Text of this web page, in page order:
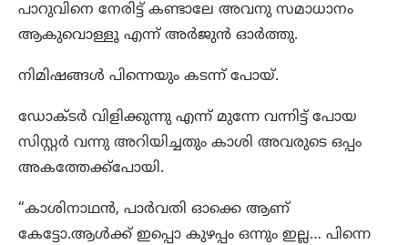
പാറുവിനെ നേരിട്ട് കണ്ടാലേ അവനു സമാധാനം
ആകുവൊള്ളൂ എന്ന് അർജുൻ ഓർത്തു.
നിമിഷങ്ങൾ പിന്നെയും കടന്ന് പോയ്‌.
ഡോക്ടർ വിളിക്കുന്നു എന്ന് മുന്നേ വന്നിട്ട് പോയ
സിസ്റ്റർ വന്നു അറിയിച്ചതും കാശി അവരുടെ ഒപ്പം
അകത്തേക്ക്പോയി.
“കാശിനാഥൻ, പാർവതി ഓക്കെ ആണ്
കേട്ടോ.ആൾക്ക് ഇപ്പൊ കുഴപ്പം ഒന്നും ഇല്ല… പിന്നെ